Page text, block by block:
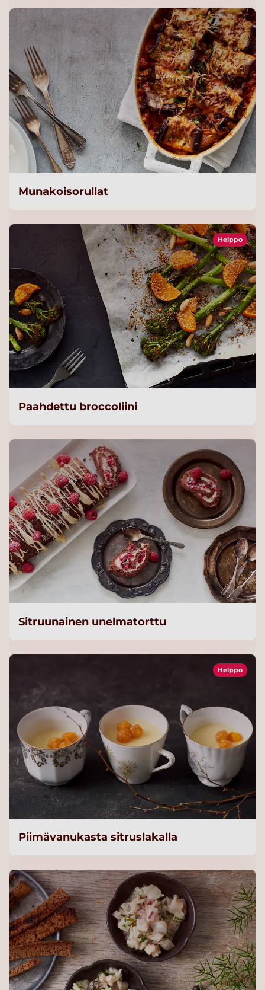
Munakoisorullat
Helppo
Paahdettu broccoliini
Sitruunainen unelmatorttu
Helppo
Piimävanukasta sitruslakalla